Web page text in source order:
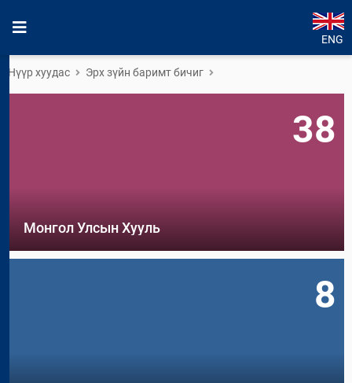
ENG
Нүүр хуудас Эрх зүйн баримт бичиг
Монгол Улсын Хууль
38
8